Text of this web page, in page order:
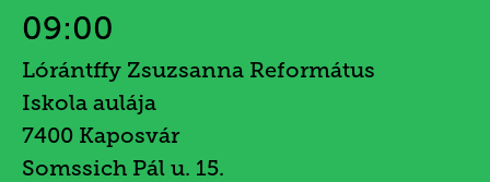
09:00
Lórántffy Zsuzsanna Református
Iskola aulája
7400 Kaposvár
Somssich Pál u. 15.